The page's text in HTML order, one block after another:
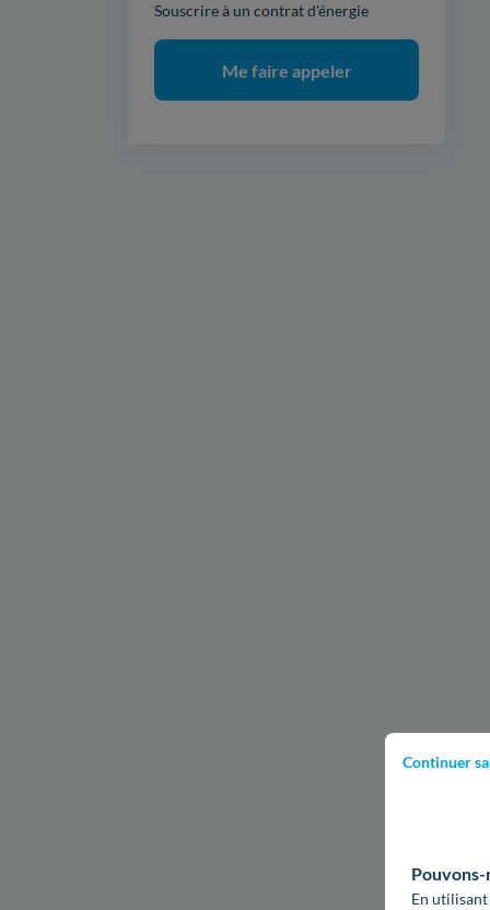
Continuer
Pouvons-
En
Souscrire à un contrat d'énergie
Me faire appeler